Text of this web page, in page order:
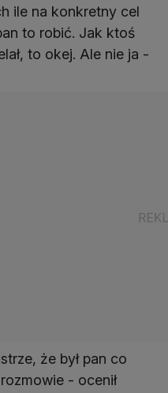
ile na konkretny cel
to robić. Jak ktoś
to okej. Ale nie ja -
że był pan co
- ocenił